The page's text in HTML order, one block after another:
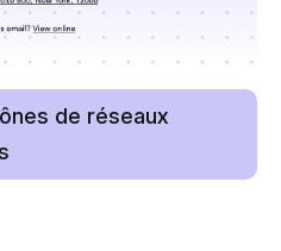
de réseaux